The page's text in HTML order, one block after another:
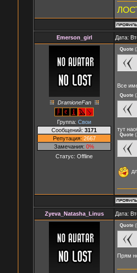
Emerson_girl Дата:
DramioneFan
Группа: Свои
Сообщений: 3171
Репутация: 2667
Замечания: 0%
Статус: Offline
Quote (
Все
Quote (
тут
Quote (
Zyeva_Natasha_Linus Дата:
Quote (
Прям